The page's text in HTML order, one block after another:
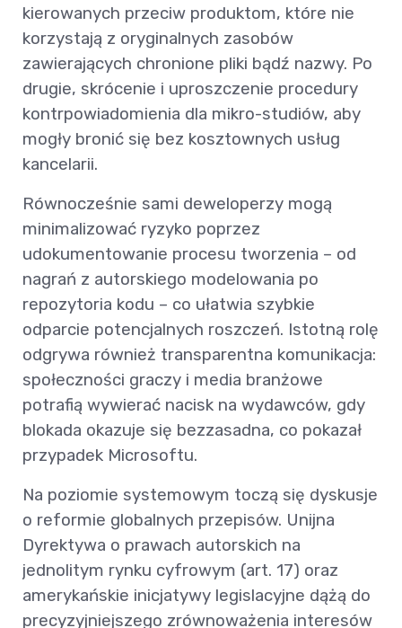
kierowanych przeciw produktom, które nie
korzystają z oryginalnych zasobów
zawierających chronione pliki bądź nazwy. Po
drugie, skrócenie i uproszczenie procedury
kontrpowiadomienia dla mikro-studiów, aby
mogły bronić się bez kosztownych usług
kancelarii.
Równocześnie sami deweloperzy mogą
minimalizować ryzyko poprzez
udokumentowanie procesu tworzenia – od
nagrań z autorskiego modelowania po
repozytoria kodu – co ułatwia szybkie
odparcie potencjalnych roszczeń. Istotną rolę
odgrywa również transparentna komunikacja:
społeczności graczy i media branżowe
potrafią wywierać nacisk na wydawców, gdy
blokada okazuje się bezzasadna, co pokazał
przypadek Microsoftu.
Na poziomie systemowym toczą się dyskusje
o reformie globalnych przepisów. Unijna
Dyrektywa o prawach autorskich na
jednolitym rynku cyfrowym (art. 17) oraz
amerykańskie inicjatywy legislacyjne dążą do
precyzyjniejszego zrównoważenia interesów